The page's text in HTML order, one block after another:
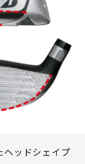
ヘッドシェイプ